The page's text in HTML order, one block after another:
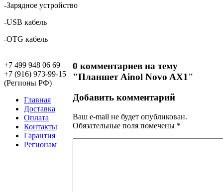
-Зарядное устройство
-USB кабель
-OTG кабель
0 комментариев на тему
"Планшет Ainol Novo AX1"
Добавить комментарий
Ваш e-mail не будет опубликован.
Обязательные поля помечены *
+7 499 948 06 69
+7 (916) 973-99-15
(Регионы РФ)
Главная
Доставка
Оплата
Контакты
Гарантия
Регионам